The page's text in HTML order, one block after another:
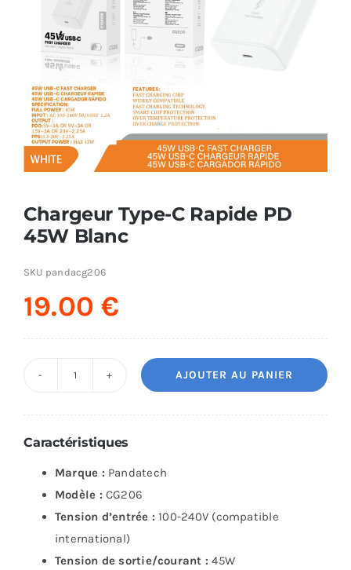
AUDIO
MAISON
PROMOTION
Chargeur Type-C Rapide PD
45W Blanc
SKU pandacg206
19.00€
Type-
C
Rapide
PD
45W
Blanc
AJOUTER AU PANIER
Caractéristiques
Marque : Pandatech
Modèle : CG206
Tension d’entrée : 100-240V (compatible
international)
Tension de sortie/courant : 45W